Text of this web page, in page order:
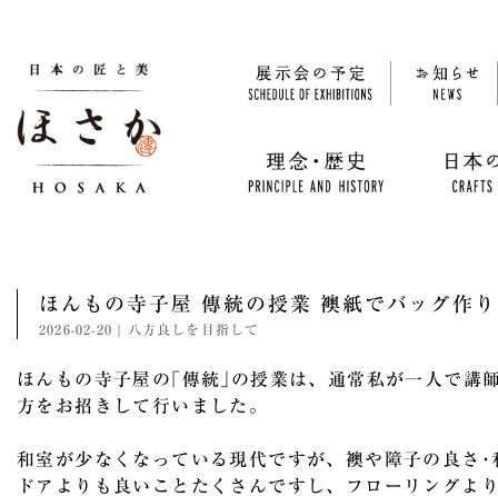
ほんもの寺子屋 傳統の授業 襖紙でバッグ作り
2026-02-20 | 八方良しを目指して
ほんもの寺子屋の｢傳統｣の授業は、通常私が一人で講
方を お招きして行いました。
和室が少なくなっている現代ですが、襖や障子の良さ
ドアよりも良いことたくさんですし、フローリングよ